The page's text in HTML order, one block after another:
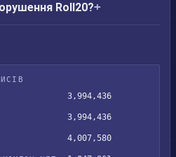
Roll20?
3,994,436
3,994,436
4,007,580